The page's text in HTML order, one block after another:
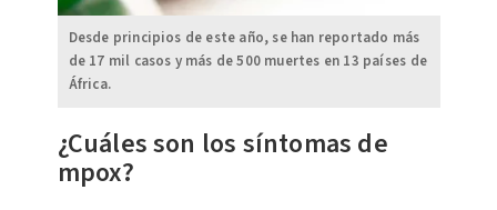
Desde principios de este año, se han reportado más
de 17 mil casos y más de 500 muertes en 13 países de
África.
¿Cuáles son los síntomas de
mpox?